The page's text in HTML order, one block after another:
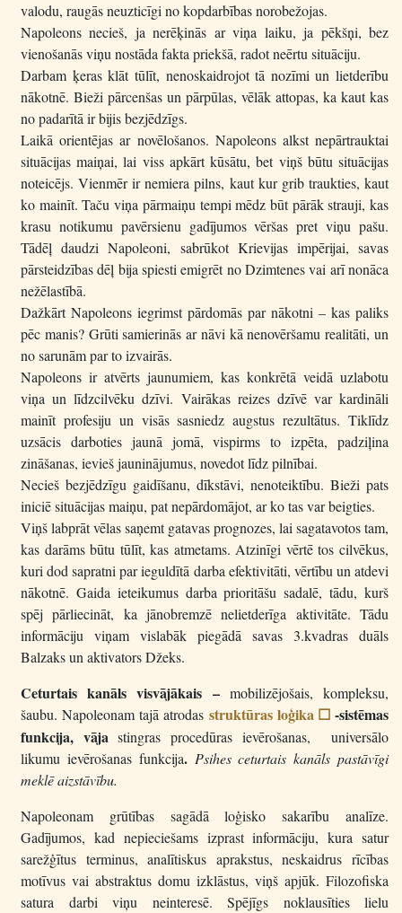
valodu, raugās neuzticīgi no kopdarbības norobežojas.
Napoleons necieš, ja nerēķinās ar viņa laiku, ja pēkšņi, bez
vienošanās viņu nostāda fakta priekšā, radot neērtu situāciju.
Darbam ķeras klāt tūlīt, nenoskaidrojot tā nozīmi un lietderību
nākotnē. Bieži pārcenšas un pārpūlas, vēlāk attopas, ka kaut kas
no padarītā ir bijis bezjēdzīgs.
Laikā orientējas ar novēlošanos. Napoleons alkst nepārtrauktai
situācijas maiņai, lai viss apkārt kūsātu, bet viņš būtu situācijas
noteicējs. Vienmēr ir nemiera pilns, kaut kur grib traukties, kaut
ko mainīt. Taču viņa pārmaiņu tempi mēdz būt pārāk strauji, kas
krasu notikumu pavērsienu gadījumos vēršas pret viņu pašu.
Tādēļ daudzi Napoleoni, sabrūkot Krievijas impērijai, savas
pārsteidzības dēļ bija spiesti emigrēt no Dzimtenes vai arī nonāca
nežēlastībā.
Dažkārt Napoleons iegrimst pārdomās par nākotni – kas paliks
pēc manis? Grūti samierinās ar nāvi kā nenovēršamu realitāti, un
no sarunām par to izvairās.
Napoleons ir atvērts jaunumiem, kas konkrētā veidā uzlabotu
viņa un līdzcilvēku dzīvi. Vairākas reizes dzīvē var kardināli
mainīt profesiju un visās sasniedz augstus rezultātus. Tiklīdz
uzsācis darboties jaunā jomā, vispirms to izpēta, padziļina
zināšanas, ievieš jauninājumus, novedot līdz pilnībai.
Necieš bezjēdzīgu gaidīšanu, dīkstāvi, nenoteiktību. Bieži pats
iniciē situācijas maiņu, pat nepārdomājot, ar ko tas var beigties.
Viņš labprāt vēlas saņemt gatavas prognozes, lai sagatavotos tam,
kas darāms būtu tūlīt, kas atmetams. Atzinīgi vērtē tos cilvēkus,
kuri dod sapratni par ieguldītā darba efektivitāti, vērtību un atdevi
nākotnē. Gaida ieteikumus darba prioritāšu sadalē, tādu, kurš
spēj pārliecināt, ka jānobremzē nelietderīga aktivitāte. Tādu
informāciju viņam vislabāk piegādā savas 3.kvadras duāls
Balzaks un aktivators Džeks.
Ceturtais kanāls visvājākais – mobilizējošais, kompleksu,
šaubu. Napoleonam tajā atrodas struktūras loģika 0-sistēmas
funkcija, vājastingras procedūras ievērošanas, universālo
likumu ievērošanas funkcija. Psihes ceturtais kanāls pastāvīgi
meklē aizstāvību.
Napoleonam grūtības sagādā loģisko sakarību analīze.
Gadījumos, kad nepieciešams izprast informāciju, kura satur
sarežģītus terminus, analītiskus aprakstus, neskaidrus rīcības
motīvus vai abstraktus domu izklāstus, viņš apjūk. Filozofiska
satura darbi viņu neinteresē. Spējīgs noklausīties lielu